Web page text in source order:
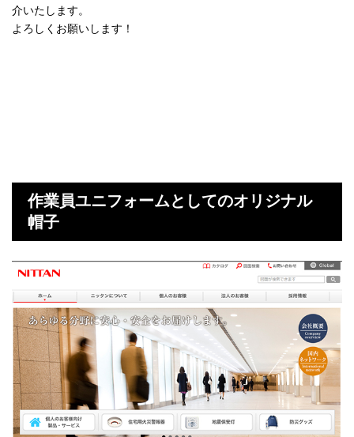
介いたします。
よろしくお願いします！
作業員ユニフォームとしてのオリジナル
帽子